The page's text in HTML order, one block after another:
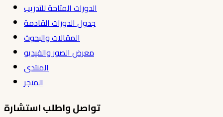
الدورات المتاحة للتدريب
جدول الدورات القادمة
المقالات والبحوث
معرض الصور والفيديو
المنتدى
المتجر
تواصل واطلب استشارة